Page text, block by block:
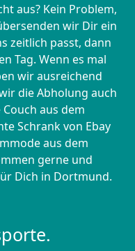
aus? Kein Problem,
wir Dir ein
zeitlich passt, dann
Tag. Wenn es mal
wir ausreichend
die Abholung auch
aus dem
Schrank von Ebay
aus dem
gerne und
Dich in Dortmund.